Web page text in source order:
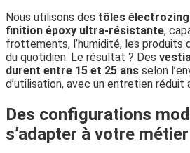
Nous utilisons des tôles
finition époxy ultra-résistante,
frottements, l’humidité, les produits
du quotidien. Le résultat ? Des
durent entre 15 et 25 ans selon
d’utilisation, avec un entretien réduit
Des configurations
s’adapter à votre métier